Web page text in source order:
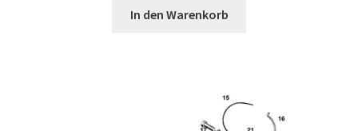
In den Warenkorb